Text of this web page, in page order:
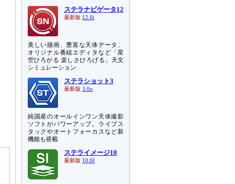
ステラナビゲータ12
最新版 12.0i
美しい描画、豊富な天体データ、
オリジナル番組エディタなど「星
空ひろがる 楽しさひろげる」天文
シミュレーション
ステラショット3
最新版 3.0o
純国産のオールインワン天体撮影
ソフトがパワーアップ。ライブス
タックやオートフォーカスなど新
機能も搭載
ステライメージ10
最新版 10.0f